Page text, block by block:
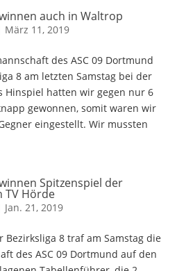
auch in Waltrop
März 11, 2019
des ASC 09 Dortmund
8 am letzten Samstag bei der
Hinspiel hatten wir gegen nur 6
gewonnen, somit waren wir
eingestellt. Wir mussten
Spitzenspiel der
TV Hörde
Jan. 21, 2019
Bezirksliga 8 traf am Samstag die
des ASC 09 Dortmund auf den